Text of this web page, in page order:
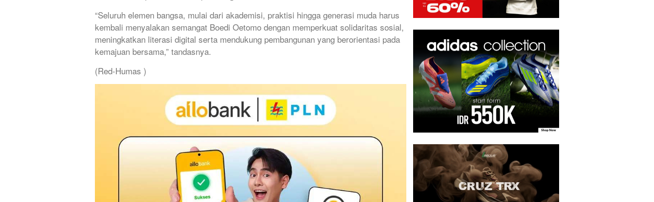
“Seluruh elemen bangsa, mulai dari akademisi, praktisi hingga generasi muda harus
kembali menyalakan semangat Boedi Oetomo dengan memperkuat solidaritas sosial,
meningkatkan literasi digital serta mendukung pembangunan yang berorientasi pada
kemajuan bersama,” tandasnya.
(Red-Humas )